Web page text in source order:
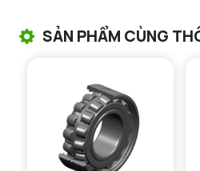
VÒNG BI KIM NTN
VÒNG BI CHẶN TRỤC NTN
VÒNG BI LĂN TRỤ ĐẨY NTN
SẢN PHẨM CÙNG